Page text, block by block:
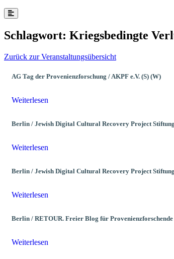
Schlagwort: Kriegsbedingte
Zurück zur Veranstaltungsübersicht
AG Tag der Provenienzforschung / AKPF e.V. (S) (W)
Weiterlesen
Berlin / Jewish Digital Cultural Recovery Project
Weiterlesen
Berlin / Jewish Digital Cultural Recovery Project
Weiterlesen
Berlin / RETOUR. Freier Blog für
Weiterlesen